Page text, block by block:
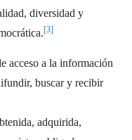
diversidad y
[3]
acceso a la información
buscar y recibir
adquirida,